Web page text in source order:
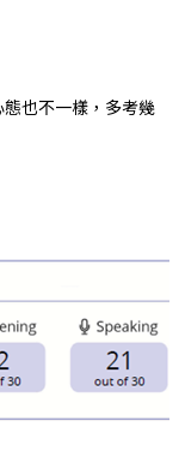
也不一樣，多考幾